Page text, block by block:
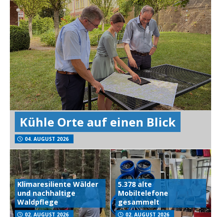
Kühle Orte auf einen Blick
04. AUGUST 2026
Klimaresiliente Wälder
und nachhaltige
Waldpflege
02. AUGUST 2026
5.378 alte
Mobiltelefone
gesammelt
02. AUGUST 2026